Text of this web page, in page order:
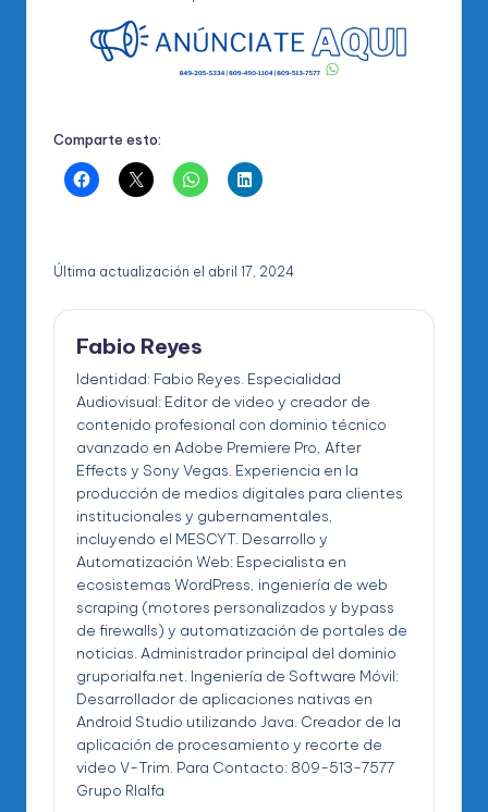
Comparte esto:
Última actualización el abril 17, 2024
Fabio Reyes
Identidad: Fabio Reyes. Especialidad
Audiovisual: Editor de video y creador de
contenido profesional con dominio técnico
avanzado en Adobe Premiere Pro, After
Effects y Sony Vegas. Experiencia en la
producción de medios digitales para clientes
institucionales y gubernamentales,
incluyendo el MESCYT. Desarrollo y
Automatización Web: Especialista en
ecosistemas WordPress, ingeniería de web
scraping (motores personalizados y bypass
de firewalls) y automatización de portales de
noticias. Administrador principal del dominio
gruporialfa.net. Ingeniería de Software Móvil:
Desarrollador de aplicaciones nativas en
Android Studio utilizando Java. Creador de la
aplicación de procesamiento y recorte de
video V-Trim. Para Contacto: 809-513-7577
Grupo RIalfa